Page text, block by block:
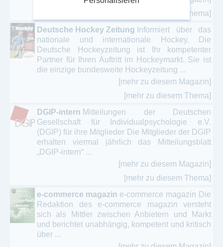
[mehr zu diesem Thema]
Deutsche Hockey Zeitung Informiert über das
nationale und internationale Hockey. Die
Deutsche Hockeyzeitung ist Ihr kompetenter
Partner für Ihren Auftritt im Hockeymarkt. Sie ist
die einzige bundesweite Hockeyzeitung ...
[mehr zu diesem Magazin]
[mehr zu diesem Thema]
DGIP-intern Mitteilungen der Deutschen
Gesellschaft für Individualpsychologie e.V.
(DGIP) für ihre Mitglieder Die Mitglieder der DGIP
erhalten viermal jährlich das Mitteilungsblatt
„DGIP-intern“ ...
[mehr zu diesem Magazin]
[mehr zu diesem Thema]
e-commerce magazin e-commerce magazin Die
Redaktion des e-commerce magazin versteht
sich als Mittler zwischen Anbietern und Markt
und berichtet unabhängig, kompetent und kritisch
über ...